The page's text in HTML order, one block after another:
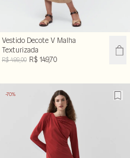
Vestido Decote V Malha
Texturizada
R$ 499,00 R$ 149,70
-70%